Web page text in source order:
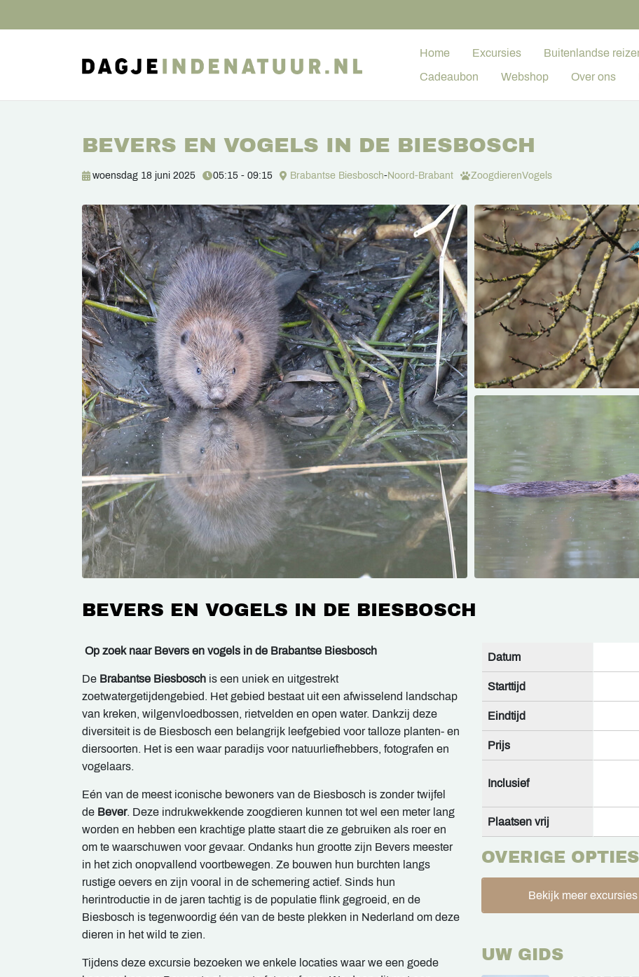
Home Excursies Buitenlandse
Cadeaubon Webshop Over ons
BEVERS EN VOGELS IN DE BIESBOSCH
woensdag 18 juni 2025 05:15 - 09:15 Brabantse Biesbosch-Noord-Brabant ZoogdierenVogels
BEVERS EN VOGELS IN DE BIESBOSCH
Op zoek naar Bevers en vogels in de Brabantse Biesbosch
De Brabantse Biesbosch is een uniek en uitgestrekt
zoetwatergetijdengebied. Het gebied bestaat uit een afwisselend landschap
van kreken, wilgenvloedbossen, rietvelden en open water. Dankzij deze
diversiteit is de Biesbosch een belangrijk leefgebied voor talloze planten- en
diersoorten. Het is een waar paradijs voor natuurliefhebbers, fotografen en
vogelaars.
Eén van de meest iconische bewoners van de Biesbosch is zonder twijfel
de Bever. Deze indrukwekkende zoogdieren kunnen tot wel een meter lang
worden en hebben een krachtige platte staart die ze gebruiken als roer en
om te waarschuwen voor gevaar. Ondanks hun grootte zijn Bevers meester
in het zich onopvallend voortbewegen. Ze bouwen hun burchten langs
rustige oevers en zijn vooral in de schemering actief. Sinds hun
herintroductie in de jaren tachtig is de populatie flink gegroeid, en de
Biesbosch is tegenwoordig één van de beste plekken in Nederland om deze
dieren in het wild te zien.
Tijdens deze excursie bezoeken we enkele locaties waar we een goede
Datum
Starttijd
Eindtijd
Prijs
Inclusief
Plaatsen vrij
OVERIGE OPTIES
Bekijk meer
UW GIDS